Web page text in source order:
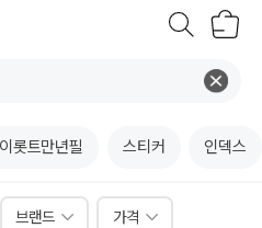
롯트만년필 스티커 인덱스
브랜드 가격